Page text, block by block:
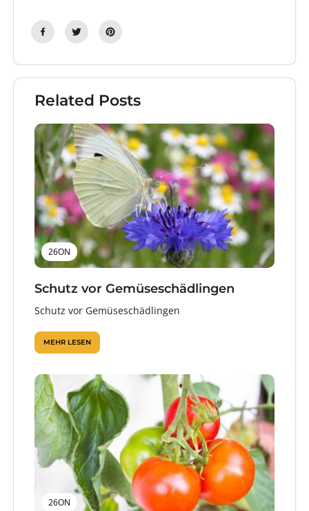
Related Posts
26ON
Schutz vor Gemüseschädlingen
Schutz vor Gemüseschädlingen
MEHR LESEN
26ON